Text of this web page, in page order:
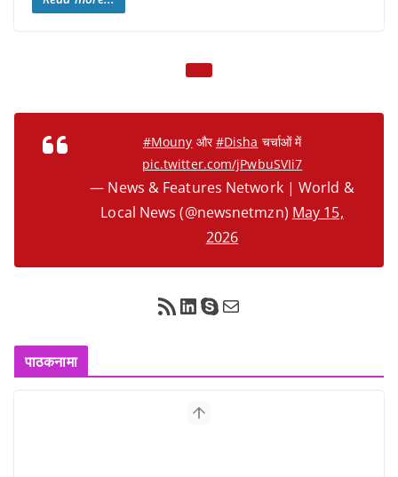
#Mouny और#Disha चर्चाओं में
pic.twitter.com/jPwbuSVIi7
— News & Features Network | World &
Local News (@newsnetmzn) May 15,
2026
RSS Feed LinkedIn Skype Mail
पाठकनामा